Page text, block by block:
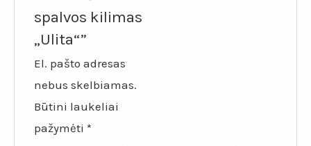
spalvos kilimas
„Ulita“”
El. pašto adresas
nebus skelbiamas.
Būtini laukeliai
pažymėti*